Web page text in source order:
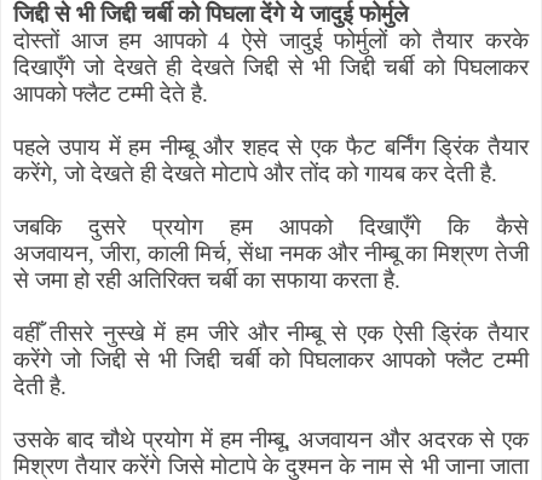
जिद्दी से भी जिद्दी चर्बी को पिघला देंगे ये जादुई फोर्मुले
दोस्तों आज हम आपको 4 ऐसे जादुई फोर्मुलों को तैयार करके
दिखाएँगे जो देखते ही देखते जिद्दी से भी जिद्दी चर्बी को पिघलाकर
आपको फ्लैट टम्मी देते है.
पहले उपाय में हम नीम्बू और शहद से एक फैट बर्निंग ड्रिंक तैयार
करेंगे,जो देखते ही देखते मोटापे और तोंद को गायब कर देती है.
जबकि दुसरे प्रयोग हम आपको दिखाएँगे कि कैसे
अजवायन,जीरा,काली मिर्च,सेंधा नमक और नीम्बू का मिश्रण तेजी
से जमा हो रही अतिरिक्त चर्बी का सफाया करता है.
वहीँ तीसरे नुस्खे में हम जीरे और नीम्बू से एक ऐसी ड्रिंक तैयार
करेंगे जो जिद्दी से भी जिद्दी चर्बी को पिघलाकर आपको फ्लैट टम्मी
देती है.
उसके बाद चौथे प्रयोग में हम नीम्बू,अजवायन और अदरक से एक
मिश्रण तैयार करेंगे जिसे मोटापे के दुश्मन के नाम से भी जाना जाता